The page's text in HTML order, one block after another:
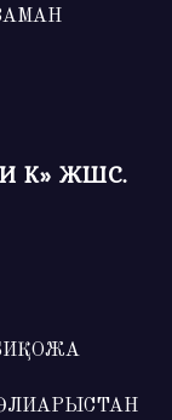
К» ЖШС.
БИҚОЖА
ӘЛИАРЫСТАН